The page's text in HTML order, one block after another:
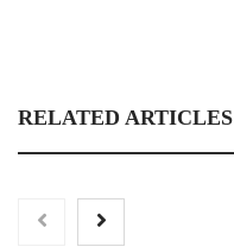
RELATED ARTICLES